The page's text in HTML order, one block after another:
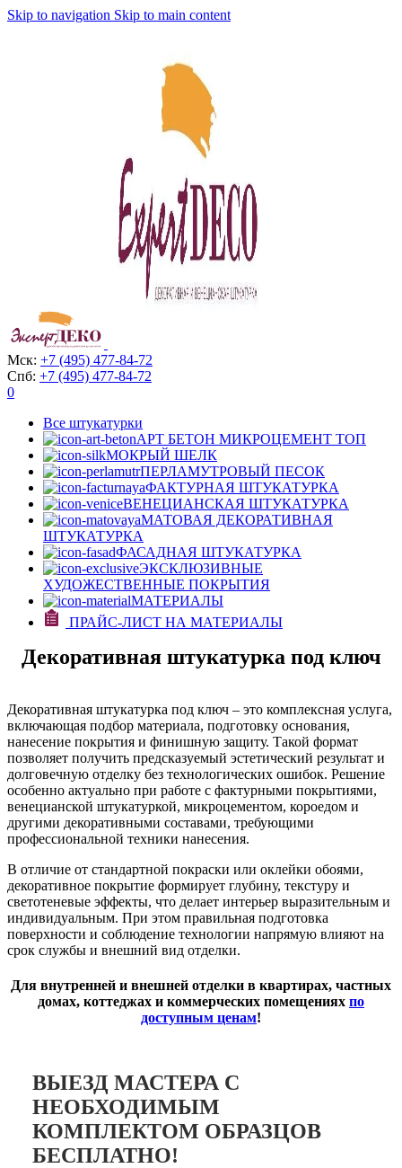
Skip to navigation Skip to main content
Мск: +7 (495) 477-84-72
Спб: +7 (495) 477-84-72
0
Все штукатурки
АРТ БЕТОН МИКРОЦЕМЕНТ ТОП
МОКРЫЙ ШЕЛК
ПЕРЛАМУТРОВЫЙ ПЕСОК
ФАКТУРНАЯ ШТУКАТУРКА
ВЕНЕЦИАНСКАЯ ШТУКАТУРКА
МАТОВАЯ ДЕКОРАТИВНАЯ
ШТУКАТУРКА
ФАСАДНАЯ ШТУКАТУРКА
ЭКСКЛЮЗИВНЫЕ
ХУДОЖЕСТВЕННЫЕ ПОКРЫТИЯ
МАТЕРИАЛЫ
ПРАЙС-ЛИСТ НА МАТЕРИАЛЫ
Декоративная штукатурка под ключ
Декоративная штукатурка под ключ – это комплексная услуга,
включающая подбор материала, подготовку основания,
нанесение покрытия и финишную защиту. Такой формат
позволяет получить предсказуемый эстетический результат и
долговечную отделку без технологических ошибок. Решение
особенно актуально при работе с фактурными покрытиями,
венецианской штукатуркой, микроцементом, короедом и
другими декоративными составами, требующими
профессиональной техники нанесения.
В отличие от стандартной покраски или оклейки обоями,
декоративное покрытие формирует глубину, текстуру и
светотеневые эффекты, что делает интерьер выразительным и
индивидуальным. При этом правильная подготовка
поверхности и соблюдение технологии напрямую влияют на
срок службы и внешний вид отделки.
Для внутренней и внешней отделки в квартирах, частных
домах, коттеджах и коммерческих помещениях по
доступным ценам!
ВЫЕЗД МАСТЕРА С
НЕОБХОДИМЫМ
КОМПЛЕКТОМ ОБРАЗЦОВ
БЕСПЛАТНО!